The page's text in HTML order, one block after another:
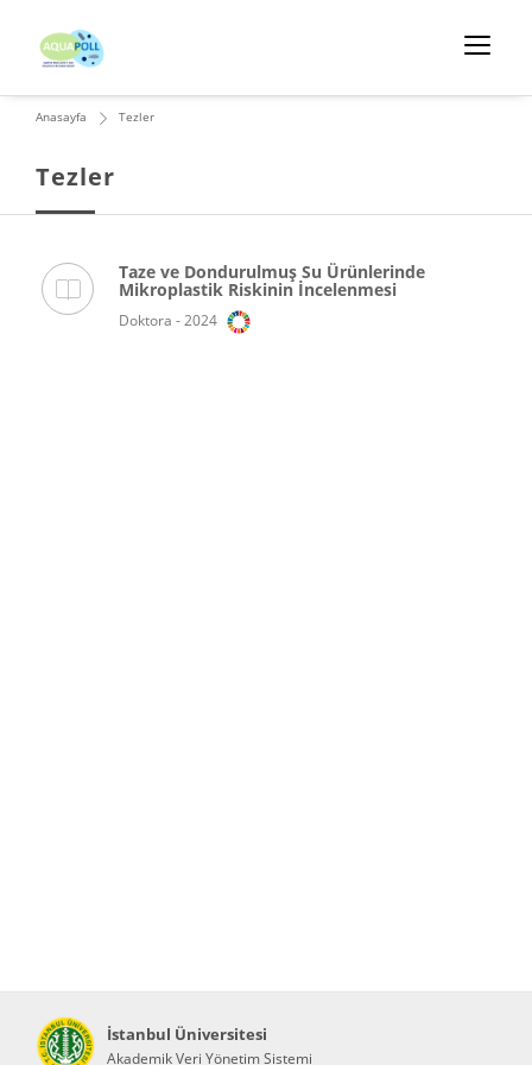
Tezler
Anasayfa Tezler
Taze ve Dondurulmuş Su Ürünlerinde
Mikroplastik Riskinin İncelenmesi
Doktora - 2024
İstanbul Üniversitesi
Akademik Veri Yönetim Sistemi